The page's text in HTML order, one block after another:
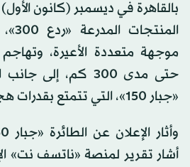
بالقاهرة في ديسمبر (كانون
موجهة متعددة الأعيرة،
حتى مدى 300 كم،
«جبار 150»، التي تتمتع بقدرات هجومية عالية.